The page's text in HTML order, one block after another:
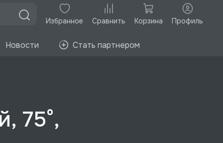
Избранное Сравнить Корзина Профиль
Новости Стать партнером
75°,